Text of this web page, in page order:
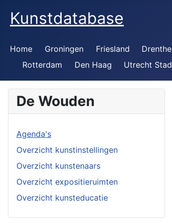
Kunstdatabase
Home Groningen Friesland Drenthe
Rotterdam
Den Haag Utrecht Stad
De Wouden
Agenda's
Overzicht kunstinstellingen
Overzicht kunstenaars
Overzicht expositieruimten
Overzicht kunsteducatie